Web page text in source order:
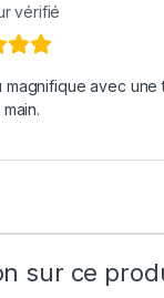
vérifié
magnifique avec une
sur ce